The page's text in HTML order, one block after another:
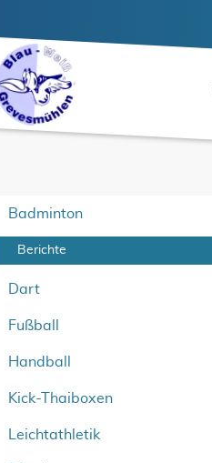
Badminton
Berichte
Dart
Fußball
Handball
Kick-Thaiboxen
Leichtathletik